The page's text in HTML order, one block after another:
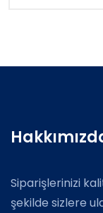
Siparişlerinizi
şekilde sizlere